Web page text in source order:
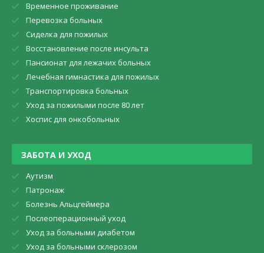
Временное проживание
Перевозка больных
Сиделка для пожилых
Восстановление после инсульта
Пансионат для лежачих больных
Лечебная гимнастика для пожилых
Транспортировка больных
Уход за пожилыми после 80 лет
Хоспис для онкобольных
ЗАБОТА И УХОД
Аутизм
Патронаж
Болезнь Альцгеймера
Послеоперационный уход
Уход за больными диабетом
Уход за больными склерозом